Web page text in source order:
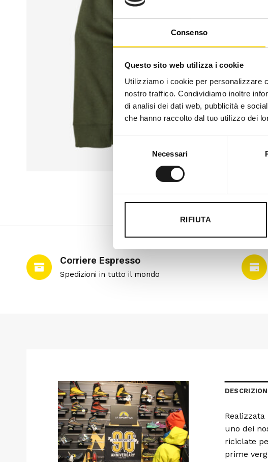
Consenso
Questo sito web utilizza i cookie
Utilizziamo i cookie per personalizzare
nostro traffico. Condividiamo inoltre
di analisi dei dati web, pubblicità e
che hanno raccolto dal tuo utilizzo dei
Necessari
RIFIUTA
Corriere Espresso
Spedizioni in tutto il mondo
uno dei
riciclate
prime